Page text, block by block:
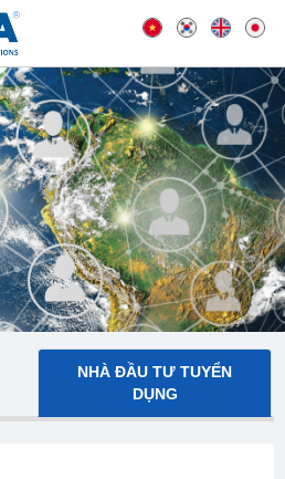
NHÀ ĐẦU TƯ TUYỂN
DỤNG